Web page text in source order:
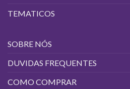
TEMATICOS
SOBRE NÓS
DUVIDAS FREQUENTES
COMO COMPRAR